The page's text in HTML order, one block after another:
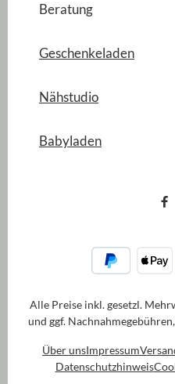
Beratung
Geschenkeladen
Nähstudio
Babyladen
Alle Preise inkl. gesetzl.
und ggf.
Über unsImpressum
Datenschutzhinweis